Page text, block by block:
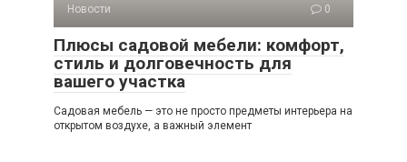
Новости 0
Плюсы садовой мебели: комфорт,
стиль и долговечность для
вашего участка
Садовая мебель — это не просто предметы интерьера на
открытом воздухе, а важный элемент